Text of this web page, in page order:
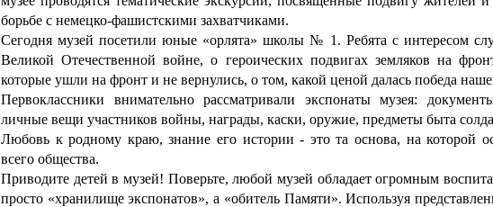
борьбе с немецко-фашистскими захватчиками.
Сегодня музей посетили юные «орлята» школы № 1. Ребята с интересом
Великой Отечественной войне, о героических подвигах земляков на
которые ушли на фронт и не вернулись, о том, какой ценой далась победа
Первоклассники внимательно рассматривали экспонаты музея:
личные вещи участников войны, награды, каски, оружие, предметы быта
Любовь к родному краю, знание его истории - это та основа, на которой
всего общества.
Приводите детей в музей! Поверьте, любой музей обладает огромным
просто «хранилище экспонатов», а «обитель Памяти». Используя